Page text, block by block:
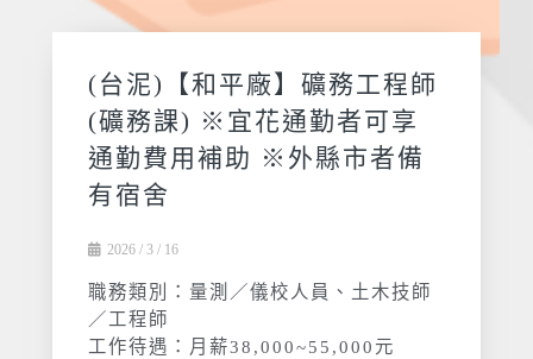
(台泥)【和平廠】礦務工程師
(礦務課) ※宜花通勤者可享
通勤費用補助 ※外縣市者備
有宿舍
2026 / 3 / 16
職務類別：量測／儀校人員、土木技師
／工程師
工作待遇：月薪38,000~55,000元